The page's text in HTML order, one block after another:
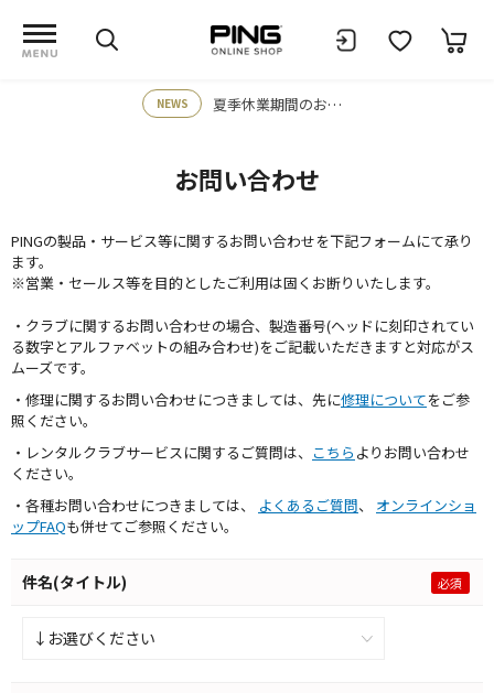
NEWS 夏季休業期間のお知らせ
お問い合わせ
PINGの製品・サービス等に関するお問い合わせを下記フォームにて承り
ます。
※営業・セールス等を目的としたご利用は固くお断りいたします。
・クラブに関するお問い合わせの場合、製造番号(ヘッドに刻印されてい
る数字とアルファベットの組み合わせ)をご記載いただきますと対応がス
ムーズです。
・修理に関するお問い合わせにつきましては、先に修理についてをご参
照ください。
・レンタルクラブサービスに関するご質問は、 こちら よりお問い合わせ
ください。
・各種お問い合わせにつきましては、
よくあるご質問、 オンラインショ
ップFAQも併せてご参照ください。
件名(タイトル)